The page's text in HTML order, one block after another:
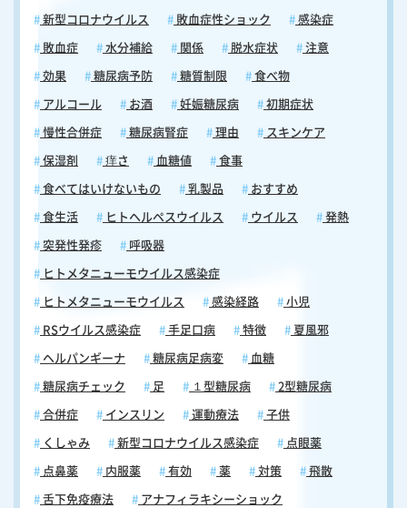
区別がつきにくいため注意 帯状疱疹の初期症状は、喉の痛みや口の中の
水疱・びらんとして現れることがあり、風邪や口内炎との区別がつきに
ズキズキとした神経痛様の痛み、唇や口角の片側に広がる水疱といった
症状は、帯状疱疹を強く疑うサインです。咳や吐き気・倦怠感を伴う場
口内炎と決めつけて市販薬で対処し続けることで治療開始が遅れると、
神経痛が長期化するリスクが高まります。こうした症状が3日以上続く
帯状疱疹は顔面・耳への波及リスクがある 喉・口まわりを支配する神経
は、顔面や耳を支配する神経領域と隣接しています。そのため、喉・口
麻痺・耳の痛み・めまいを引き起こすラムゼイ・ハント症候群に発展す
るリスクがあります。体幹に生じる帯状疱疹と比較しても、神経障害が
らこそ、喉・口まわりの帯状疱疹は早期診断・早期治療が特に重要であ
り、発症から72時間以内の抗ウイルス薬投与を目指すことが後遺症予防
可能 早期受診・早期治療が帯状疱疹対策の基本ですが、そもそも発症を
防ぐという選択肢もあります。帯状疱疹ワクチンは、発症リスクや重症
については、「帯状疱疹ワクチン接種の完全ガイド｜種類・間隔・費
用・接種後の注意点を医師が解説」をぜひ参考にしてください。また、
を利用できる場合があります。費用面での負担を軽減できる可能性があ
新型コロナウイルス 敗血症性ショック 感染症
敗血症 水分補給 関係 脱水症状 注意
効果 糖尿病予防 糖質制限 食べ物
アルコール お酒 妊娠糖尿病 初期症状
慢性合併症 糖尿病腎症 理由 スキンケア
保湿剤 痒さ 血糖値 食事
食べてはいけないもの 乳製品 おすすめ
食生活 ヒトヘルペスウイルス ウイルス 発熱
突発性発疹 呼吸器
ヒトメタニューモウイルス感染症
ヒトメタニューモウイルス 感染経路 小児
RSウイルス感染症 手足口病 特徴 夏風邪
ヘルパンギーナ 糖尿病足病変 血糖
糖尿病チェック 足 １型糖尿病 2型糖尿病
合併症 インスリン 運動療法 子供
くしゃみ 新型コロナウイルス感染症 点眼薬
点鼻薬 内服薬 有効 薬 対策 飛散
舌下免疫療法 アナフィラキシーショック